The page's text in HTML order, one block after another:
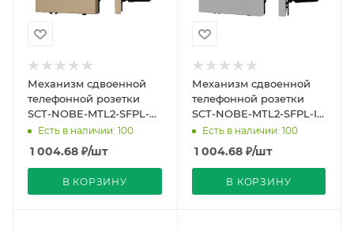
Механизм сдвоенной
телефонной розетки
SCT-NOBE-MTL2-SFPL-
GD (RJ-11, 4C) (Arlight,
Золотой песок)
Есть в наличии: 100
1 004.68 ₽/шт
В КОРЗИНУ
Механизм сдвоенной
телефонной розетки
SCT-NOBE-MTL2-SFPL-IS
(RJ-11, 4C) (Arlight,
Есть в наличии: 100
1 004.68₽/шт
В КОРЗИНУ